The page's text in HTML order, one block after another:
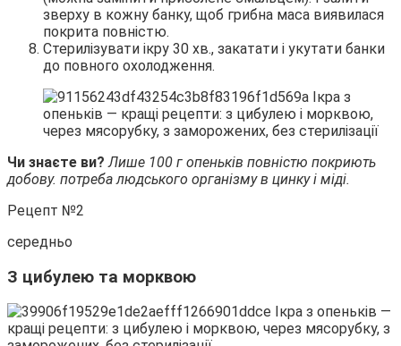
зверху в кожну банку, щоб грибна маса виявилася
покрита повністю.
Стерилізувати ікру 30 хв., закатати і укутати банки
до повного охолодження.
Чи знаєте ви?Лише 100 г опеньків повністю покриють
добову. потреба людського організму в цинку і міді.
Рецепт №2
середньо
З цибулею та морквою